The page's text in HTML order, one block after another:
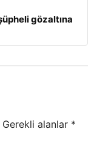
gözaltına
Gerekli alanlar *